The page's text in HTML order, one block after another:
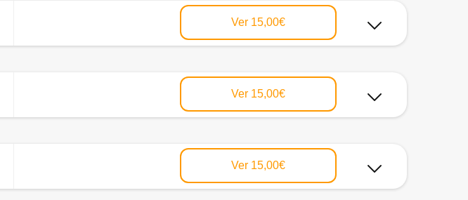
Ver 15,00€
Ver 15,00€
Ver 15,00€